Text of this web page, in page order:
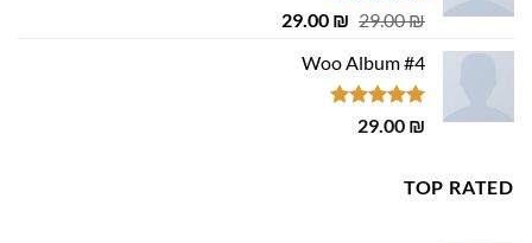
דורג4.75
29.00₪
המחיר
היה:
29.00 ₪.
29.00 ₪
המחיר
Woo Album #4
דורג5.00
29.00 ₪
TOP RATED